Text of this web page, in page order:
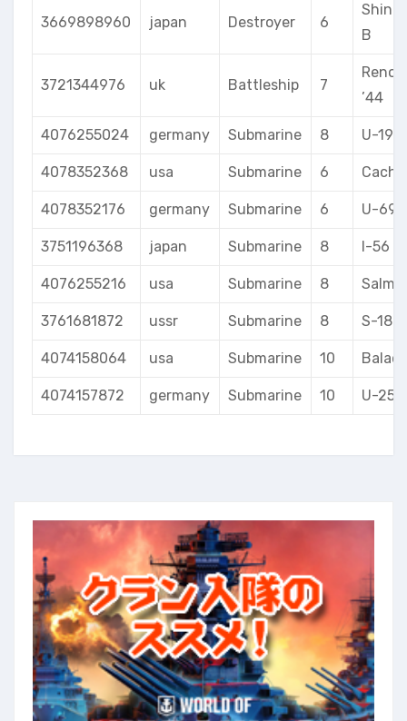
3669898960 japan Destroyer 6
B
3721344976 uk Battleship 7
’44
4076255024 germany Submarine 8 U-190
4078352368 usa Submarine 6
4078352176 germany Submarine 6 U-69
3751196368 japan Submarine 8 I-56
4076255216 usa Submarine 8
3761681872 ussr Submarine 8 S-189
4074158064 usa Submarine 10 Balao
4074157872 germany Submarine 10 U-